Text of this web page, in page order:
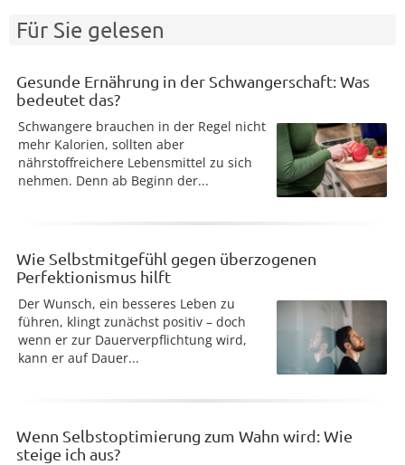
Für Sie gelesen
Gesunde Ernährung in der Schwangerschaft: Was
bedeutet das?
Schwangere brauchen in der Regel nicht
mehr Kalorien, sollten aber
nährstoffreichere Lebensmittel zu sich
nehmen. Denn ab Beginn der...
Wie Selbstmitgefühl gegen überzogenen
Perfektionismus hilft
Der Wunsch, ein besseres Leben zu
führen, klingt zunächst positiv – doch
wenn er zur Dauerverpflichtung wird,
kann er auf Dauer...
Wenn Selbstoptimierung zum Wahn wird: Wie
steige ich aus?